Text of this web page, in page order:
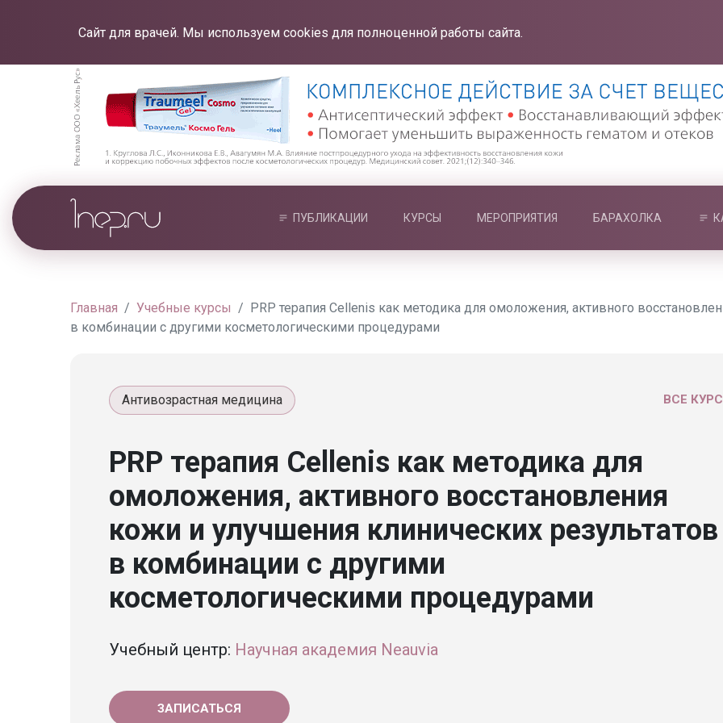
Сайт для врачей. Мы используем cookies для полноценной работы сайта.
ПУБЛИКАЦИИ КУРСЫ МЕРОПРИЯТИЯ БАРАХОЛКА
Главная Учебные курсы
PRP терапия Cellenis как методика для омоложения, активного
в комбинации с другими косметологическими процедурами
ВСЕ
Антивозрастная медицина
PRP терапия Cellenis как методика для
омоложения, активного восстановления
кожи и улучшения клинических результатов
в комбинации с другими
косметологическими процедурами
Учебный центр: Научная академия Neauvia
ЗАПИСАТЬСЯ